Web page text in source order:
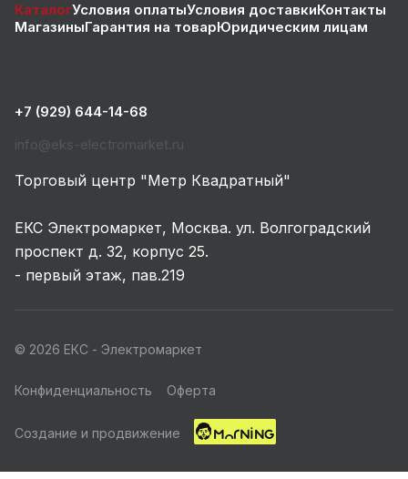
КаталогУсловия оплатыУсловия доставкиКонтакты
МагазиныГарантия на товарЮридическим лицам
+7 (929) 644-14-68
info@eks-electromarket.ru
Торговый центр "Метр Квадратный"
ЕКС Электромаркет, Москва. ул. Волгоградский
проспект д. 32, корпус 25.
- первый этаж, пав.219
© 2026 ЕКС - Электромаркет
Конфиденциальность Оферта
Создание и продвижение